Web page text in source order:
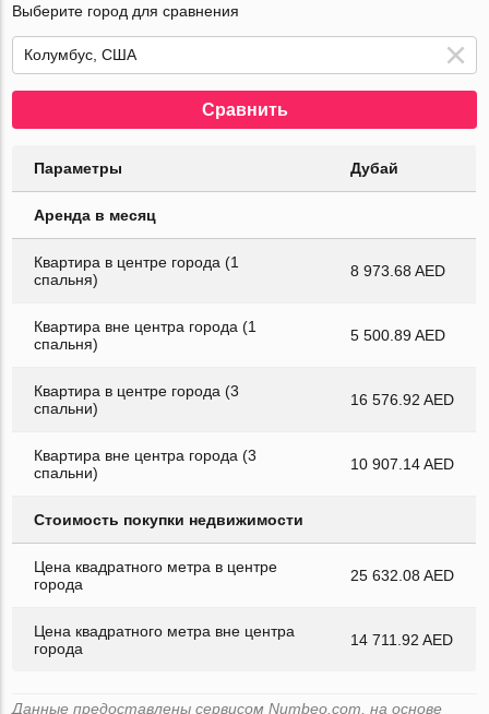
Выберите город для сравнения
Сравнить
Параметры Дубай
Аренда в месяц
Квартира в центре города (1
спальня)
8 973.68 AED
Квартира вне центра города (1
спальня)
5 500.89 AED
Квартира в центре города (3
спальни)
16 576.92 AED
Квартира вне центра города (3
спальни)
10 907.14 AED
Стоимость покупки недвижимости
Цена квадратного метра в центре
города
25 632.08 AED
Цена квадратного метра вне центра
города
14 711.92 AED
Данные предоставлены сервисом Numbeo.com, на основе